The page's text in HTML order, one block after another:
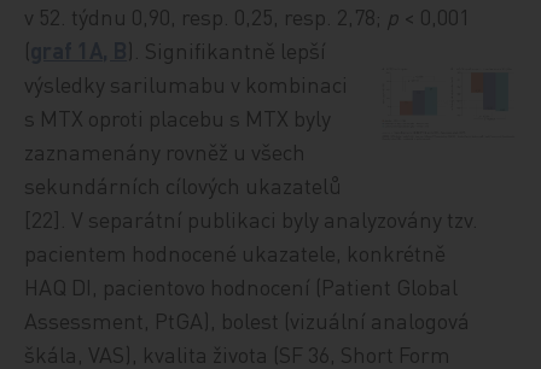
v 52. týdnu 0,90, resp. 0,25, resp. 2,78; p < 0,001
(
). Signifikantně lepší
výsledky sarilumabu v kombinaci
s MTX oproti placebu s MTX byly
zaznamenány rovněž u všech
sekundárních cílových ukazatelů
[22]. V separátní publikaci byly analyzovány tzv.
pacientem hodnocené ukazatele, konkrétně
HAQ DI, pacientovo hodnocení (Patient Global
Assessment, PtGA), bolest (vizuální analogová
škála, VAS), kvalita života (SF 36, Short Form